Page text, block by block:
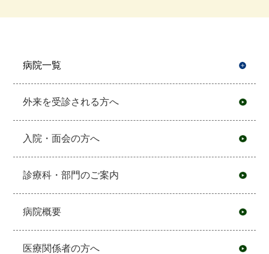
病院一覧
外来を受診される方へ
入院・面会の方へ
診療科・部門のご案内
病院概要
医療関係者の方へ